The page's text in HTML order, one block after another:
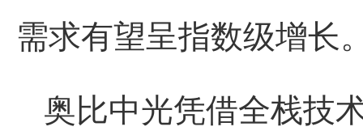
需求有望呈指数级增长
奥比中光凭借全栈技